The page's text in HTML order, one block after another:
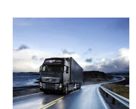
международными